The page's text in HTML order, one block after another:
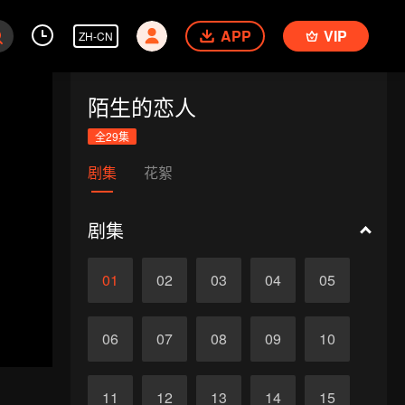
ZH-CN APP VIP
陌生的恋人
全29集
剧集 花絮
剧集
01 02 03 04 05
06 07 08 09 10
11 12 13 14 15